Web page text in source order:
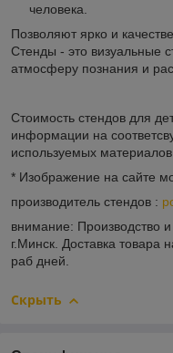
человека.
Позволяют ярко и
Стенды - это визуальные
атмосферу познания и
Стоимость стендов для
информации на
используемых
* Изображение на сайте
производитель стендов :
внимание: Производство
г.Минск. Доставка товара
раб дней.
Скрыть